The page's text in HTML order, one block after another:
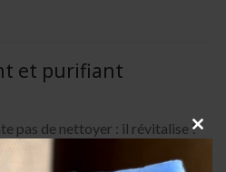
et purifiant
pas de nettoyer : il révitalise !
stimuler la pousse et renforcer